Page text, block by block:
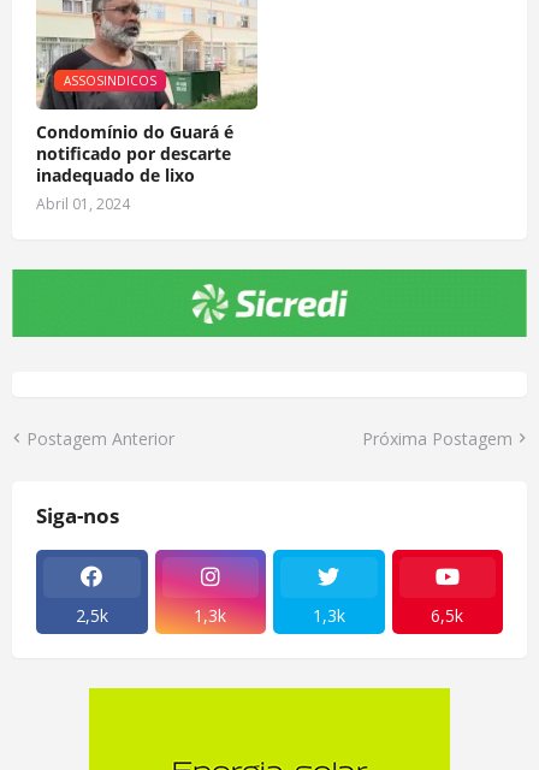
ASSOSINDICOS
Condomínio do Guará é
notificado por descarte
inadequado de lixo
Abril 01, 2024
Postagem Anterior Próxima Postagem
Siga-nos
2,5k 1,3k 1,3k 6,5k